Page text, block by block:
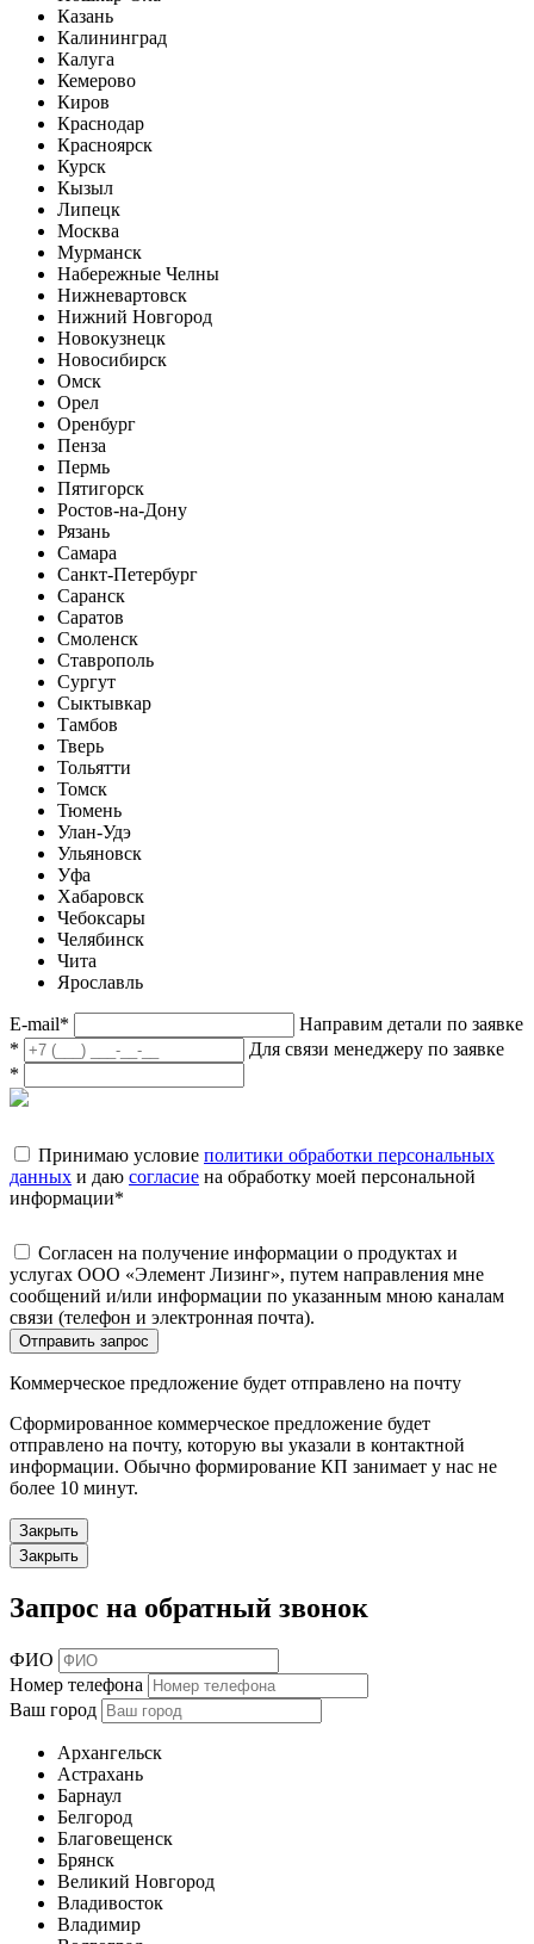
Казань
Калининград
Калуга
Кемерово
Киров
Краснодар
Красноярск
Курск
Кызыл
Липецк
Москва
Мурманск
Набережные Челны
Нижневартовск
Нижний Новгород
Новокузнецк
Новосибирск
Омск
Орел
Оренбург
Пенза
Пермь
Пятигорск
Ростов-на-Дону
Рязань
Самара
Санкт-Петербург
Саранск
Саратов
Смоленск
Ставрополь
Сургут
Сыктывкар
Тамбов
Тверь
Тольятти
Томск
Тюмень
Улан-Удэ
Ульяновск
Уфа
Хабаровск
Чебоксары
Челябинск
Чита
Ярославль
E-mail*
Направим детали по заявке
*
Для связи менеджеру по заявке
*
Принимаю условие политики обработки персональных
данных и даю согласие на обработку моей персональной
информации*
Согласен на получение информации о продуктах и
услугах ООО «Элемент Лизинг», путем направления мне
сообщений и/или информации по указанным мною каналам
связи (телефон и электронная почта).
Отправить запрос
Коммерческое предложение будет отправлено на почту
Сформированное коммерческое предложение будет
отправлено на почту, которую вы указали в контактной
информации. Обычно формирование КП занимает у нас не
более 10 минут.
Закрыть
Закрыть
Запрос на обратный звонок
ФИО
Номер телефона
Ваш город
Архангельск
Астрахань
Барнаул
Белгород
Благовещенск
Брянск
Великий Новгород
Владивосток
Владимир